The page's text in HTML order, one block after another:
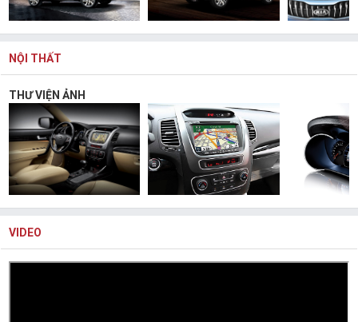
NỘI THẤT
THƯ VIỆN ẢNH
VIDEO